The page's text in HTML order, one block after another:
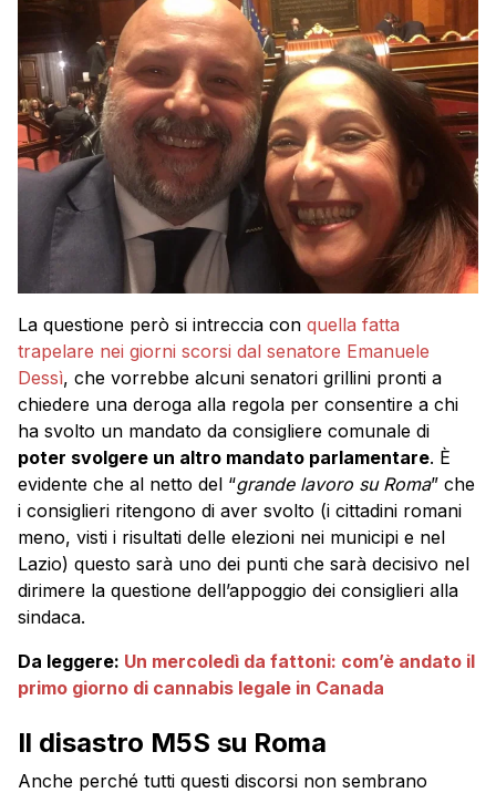
La questione però si intreccia con quella fatta
trapelare nei giorni scorsi dal senatore Emanuele
Dessì, che vorrebbe alcuni senatori grillini pronti a
chiedere una deroga alla regola per consentire a chi
ha svolto un mandato da consigliere comunale di
poter svolgere un altro mandato parlamentare. È
evidente che al netto del “grande lavoro su Roma” che
i consiglieri ritengono di aver svolto (i cittadini romani
meno, visti i risultati delle elezioni nei municipi e nel
Lazio) questo sarà uno dei punti che sarà decisivo nel
dirimere la questione dell’appoggio dei consiglieri alla
sindaca.
Da leggere: Un mercoledì da fattoni: com’è andato il
primo giorno di cannabis legale in Canada
Il disastro M5S su Roma
Anche perché tutti questi discorsi non sembrano